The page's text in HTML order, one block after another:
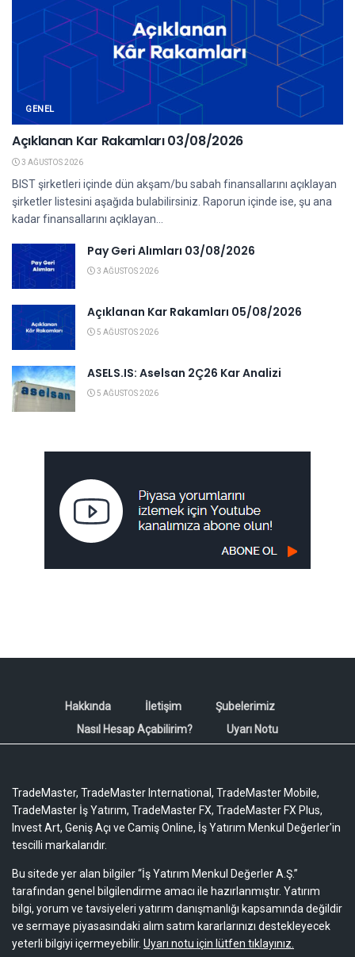
GENEL
Açıklanan Kar Rakamları 03/08/2026
3 AĞUSTOS 2026
BIST şirketleri içinde dün akşam/bu sabah finansallarını açıklayan
şirketler listesini aşağıda bulabilirsiniz. Raporun içinde ise, şu ana
kadar finansallarını açıklayan...
Pay Geri Alımları 03/08/2026
3 AĞUSTOS 2026
Açıklanan Kar Rakamları 05/08/2026
5 AĞUSTOS 2026
ASELS.IS: Aselsan 2Ç26 Kar Analizi
5 AĞUSTOS 2026
Hakkında İletişim
Şubelerimiz
Nasıl Hesap Açabilirim?
Uyarı Notu
TradeMaster, TradeMaster International, TradeMaster Mobile,
TradeMaster İş Yatırım, TradeMaster FX, TradeMaster FX Plus,
Invest Art, Geniş Açı ve Camiş Online, İş Yatırım Menkul Değerler'in
tescilli markalarıdır.
Bu sitede yer alan bilgiler “İş Yatırım Menkul Değerler A.Ş.”
tarafından genel bilgilendirme amacı ile hazırlanmıştır. Yatırım
bilgi, yorum ve tavsiyeleri yatırım danışmanlığı kapsamında değildir
ve sermaye piyasasındaki alım satım kararlarınızı destekleyecek
yeterli bilgiyi içermeyebilir. Uyarı notu için lütfen tıklayınız.